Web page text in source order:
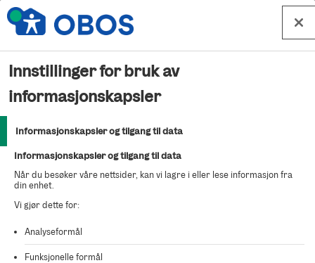
Hopp til innhold
Beklager
Kunne ikke finne salgsoppdraget du ser etter.
Innstillinger for bruk av
informasjonskapsler
Informasjonskapsler og tilgang til data
Informasjonskapsler og tilgang til data
Når du besøker våre nettsider, kan vi lagre i eller lese informasjon fra
din enhet.
Vi gjør dette for:
Analyseformål
Funksjonelle formål